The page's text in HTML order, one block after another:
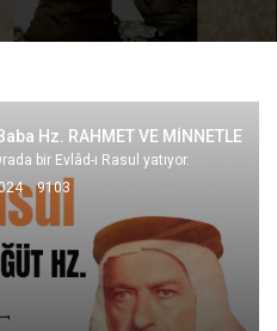
Hz. RAHMET VE MİNNETLE
bir Evlâd-ı Rasul yatıyor.
9103